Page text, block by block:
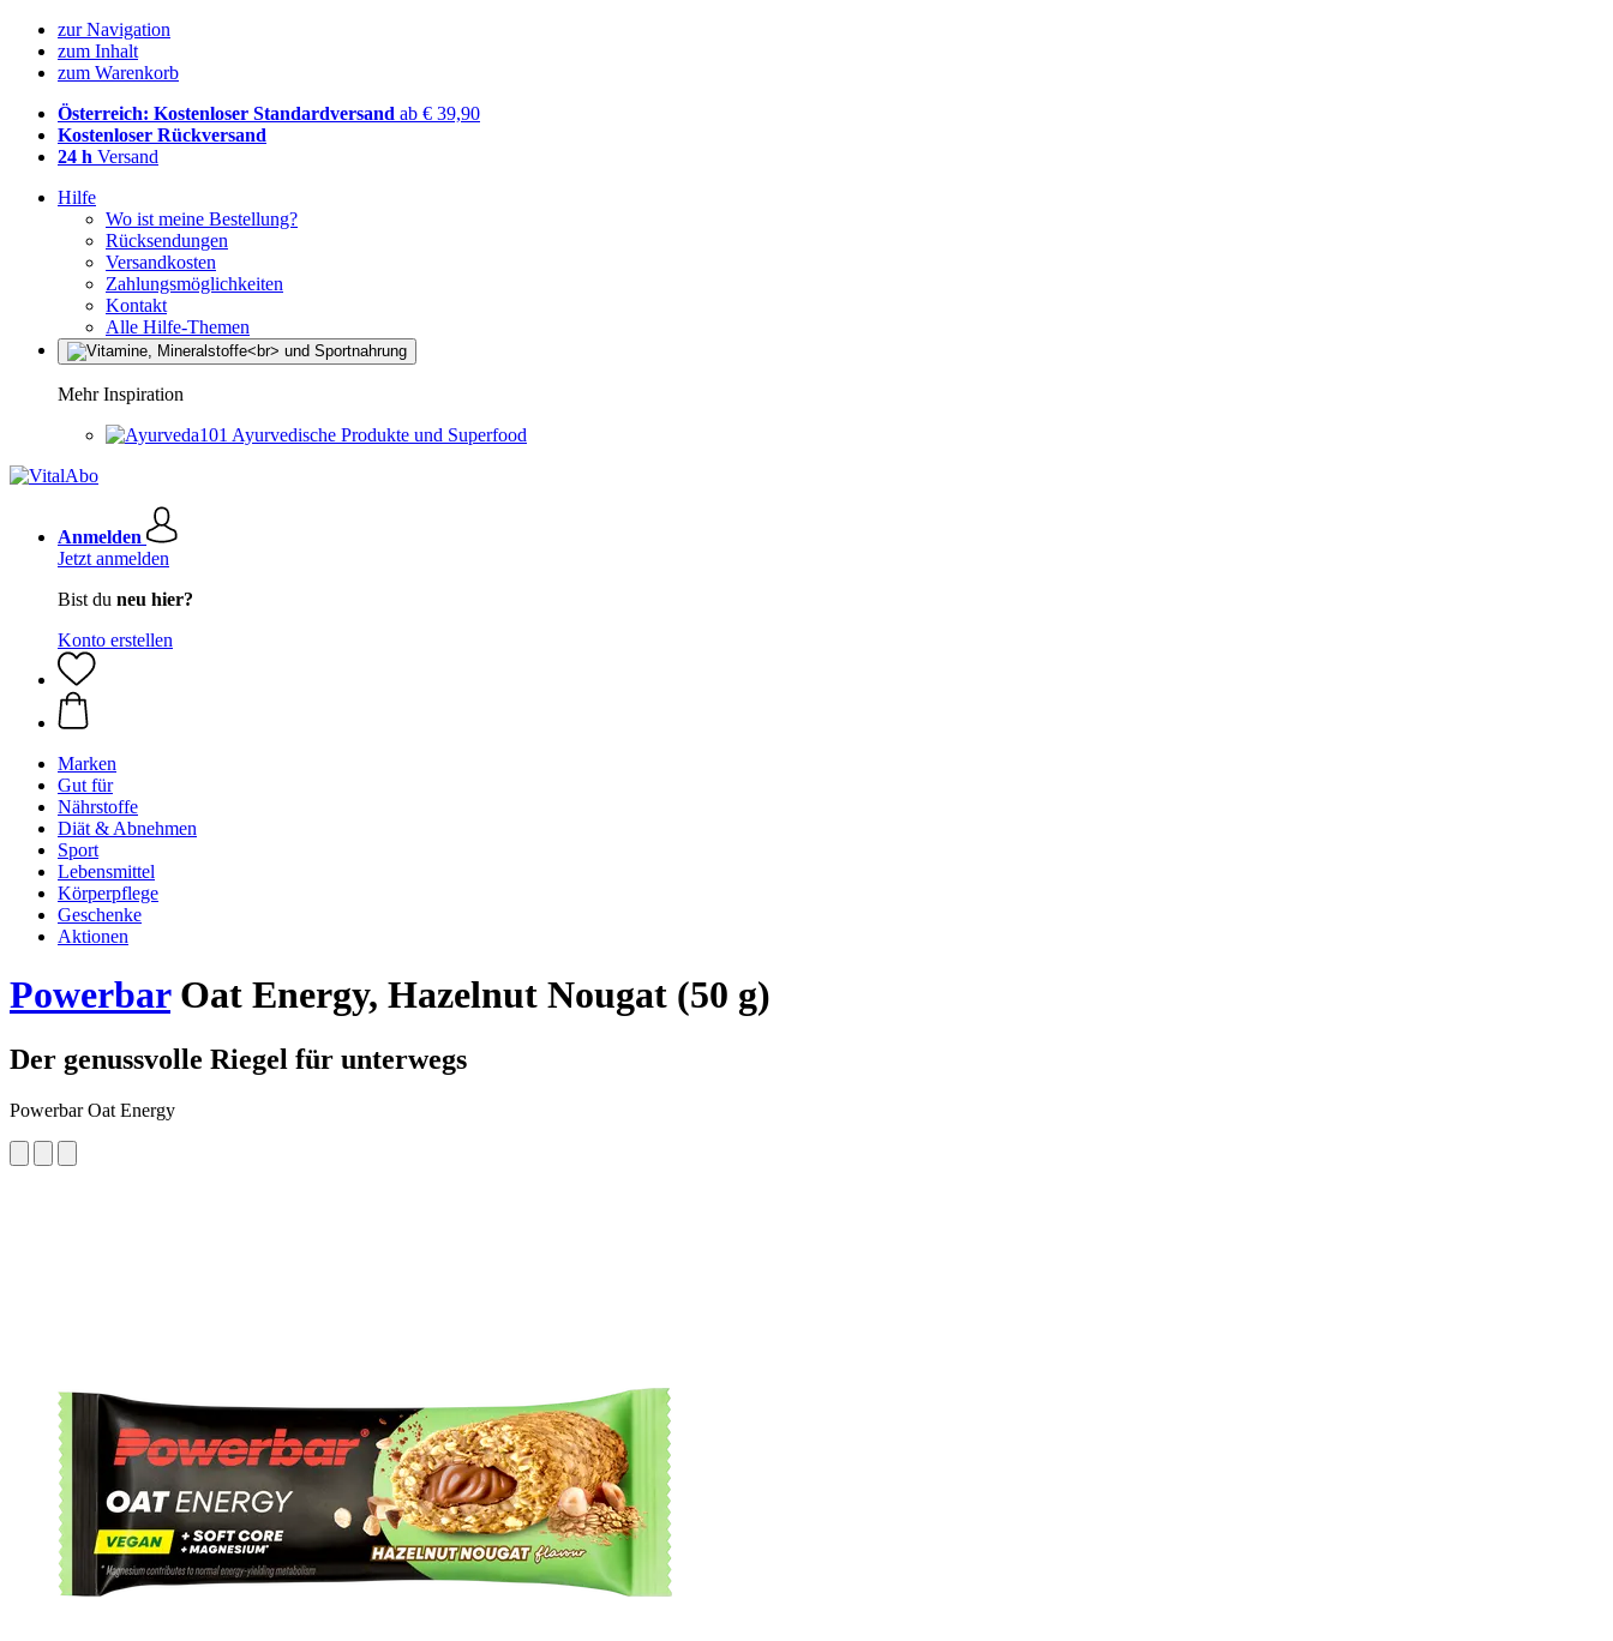
zur Navigation
zum Inhalt
zum Warenkorb
Österreich: Kostenloser Standardversand ab € 39,90
Kostenloser Rückversand
24 h Versand
Hilfe
Wo ist meine Bestellung?
Rücksendungen
Versandkosten
Zahlungsmöglichkeiten
Kontakt
Alle Hilfe-Themen
Mehr Inspiration
Ayurvedische Produkte und Superfood
Anmelden
Jetzt anmelden
Bist du neu hier?
Konto erstellen
Marken
Gut für
Nährstoffe
Diät & Abnehmen
Sport
Lebensmittel
Körperpflege
Geschenke
Aktionen
PowerbarOat Energy, Hazelnut Nougat (50 g)
Der genussvolle Riegel für unterwegs
Powerbar Oat Energy